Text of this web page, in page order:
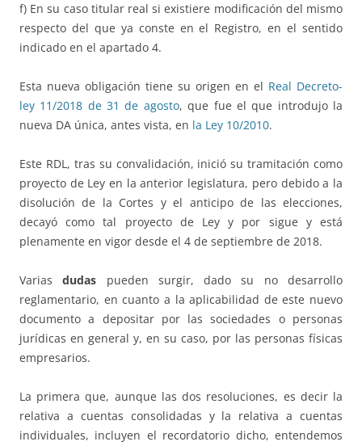
f) En su caso titular real si existiere modificación del mismo
respecto del que ya conste en el Registro, en el sentido
indicado en el apartado 4.
Esta nueva obligación tiene su origen en el Real Decreto-
ley 11/2018 de 31 de agosto, que fue el que introdujo la
nueva DA única, antes vista, en la Ley 10/2010.
Este RDL, tras su convalidación, inició su tramitación como
proyecto de Ley en la anterior legislatura, pero debido a la
disolución de la Cortes y el anticipo de las elecciones,
decayó como tal proyecto de Ley y por sigue y está
plenamente en vigor desde el 4 de septiembre de 2018.
Variasdudas pueden surgir, dado su no desarrollo
reglamentario, en cuanto a la aplicabilidad de este nuevo
documento a depositar por las sociedades o personas
jurídicas en general y, en su caso, por las personas físicas
empresarios.
La primera que, aunque las dos resoluciones, es decir la
relativa a cuentas consolidadas y la relativa a cuentas
individuales, incluyen el recordatorio dicho, entendemos